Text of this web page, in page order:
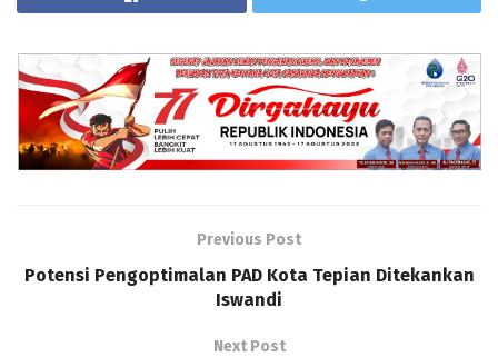
Previous Post
Potensi Pengoptimalan PAD Kota Tepian Ditekankan
Iswandi
Next Post